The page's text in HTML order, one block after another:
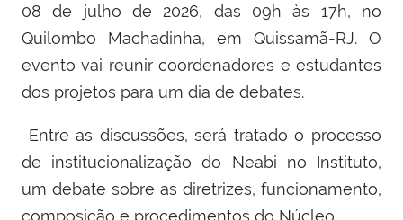
08 de julho de 2026, das 09h às 17h, no
Quilombo Machadinha, em Quissamã-RJ. O
evento vai reunir coordenadores e estudantes
dos projetos para um dia de debates.
Entre as discussões, será tratado o processo
de institucionalização do Neabi no Instituto,
um debate sobre as diretrizes, funcionamento,
composição e procedimentos do Núcleo.